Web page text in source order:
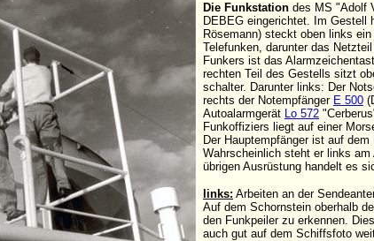
Die Funkstation des MS "Adolf
DEBEG eingerichtet. Im Gestell
Rösemann) steckt oben links
Telefunken, darunter das
Funkers ist das
rechten Teil des Gestells sitzt
schalter. Darunter links: Der
rechts der Notempfänger E 500
Autoalarmgerät Lo 572
Funkoffiziers liegt auf einer
Der Hauptempfänger ist auf
Wahrscheinlich steht er links
übrigen Ausrüstung handelt es
links: Arbeiten an der
Auf dem Schornstein oberhalb
den Funkpeiler zu erkennen.
auch gut auf dem Schiffsfoto